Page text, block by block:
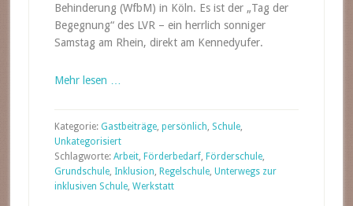
Behinderung (WfbM) in Köln. Es ist der „Tag der
Begegnung“ des LVR – ein herrlich sonniger
Samstag am Rhein, direkt am Kennedyufer.
Mehr lesen …
Kategorie: Gastbeiträge, persönlich Schule,
Unkategorisiert
Schlagworte: Arbeit, Förderbedarf, Förderschule,
Grundschule, Inklusion Regelschule, Unterwegs zur
inklusiven Schule, Werkstatt